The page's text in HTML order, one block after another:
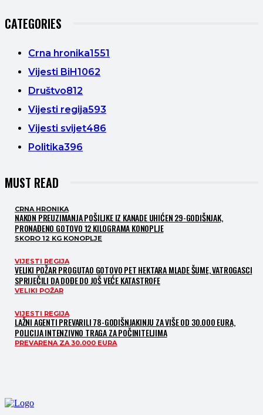
CATEGORIES
Crna hronika1551
Vijesti BiH1062
Društvo812
Vijesti regija593
Vijesti svijet486
Politika396
MUST READ
CRNA HRONIKA
NAKON PREUZIMANJA POŠILJKE IZ KANADE UHIĆEN 29-GODIŠNJAK,
PRONAĐENO GOTOVO 12 KILOGRAMA KONOPLJE
SKORO 12 KG KONOPLJE
VIJESTI REGIJA
VELIKI POŽAR PROGUTAO GOTOVO PET HEKTARA MLADE ŠUME, VATROGASCI
SPRIJEČILI DA DOĐE DO JOŠ VEĆE KATASTROFE
VELIKI POŽAR
VIJESTI REGIJA
LAŽNI AGENTI PREVARILI 78-GODIŠNJAKINJU ZA VIŠE OD 30.000 EURA,
POLICIJA INTENZIVNO TRAGA ZA POČINITELJIMA
PREVARENA ZA 30.000 EURA